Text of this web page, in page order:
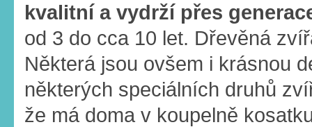
kvalitní a vydrží přes
od 3 do cca 10 let. Dřevěná
Některá jsou ovšem i krásnou
některých speciálních druhů
že má doma v koupelně